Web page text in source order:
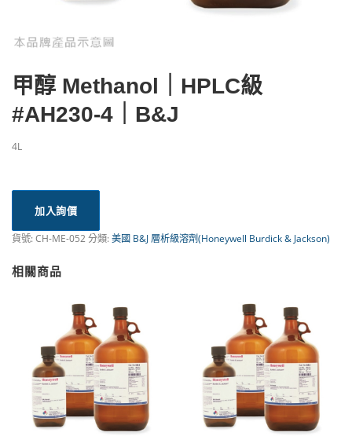
甲醇 Methanol｜HPLC級
#AH230-4｜B&J
4L
加入詢價
貨號:CH-ME-052分類:美國 B&J 層析級溶劑(Honeywell Burdick & Jackson)
相關商品